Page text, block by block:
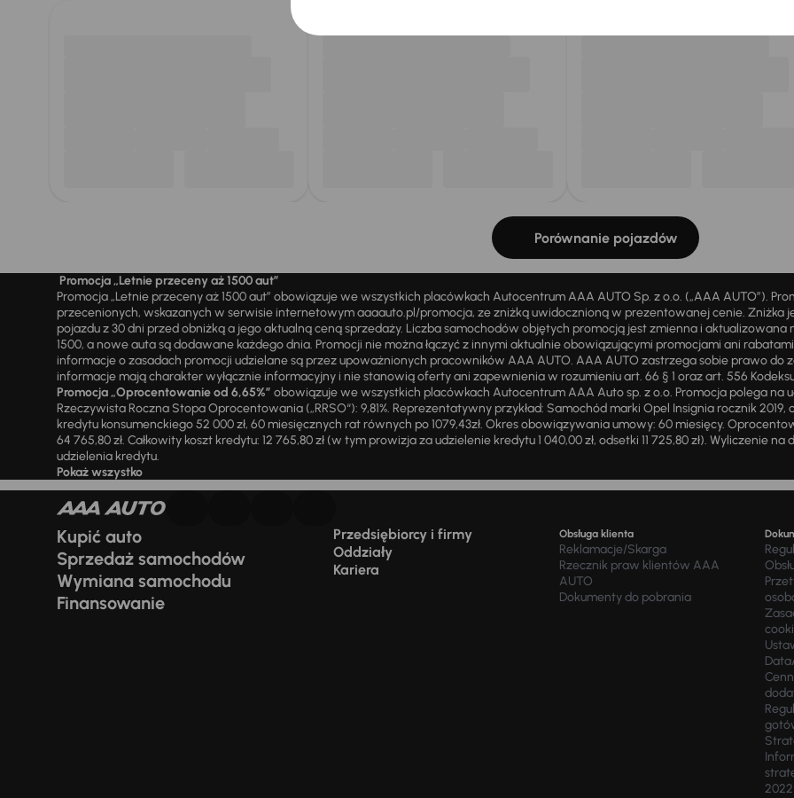
Porównanie pojazdów
Promocja „Letnie przeceny aż 1500 aut”
Promocja „Letnie przeceny aż 1500 aut” obowiązuje we wszystkich placówkach Autocentrum AAA AUTO Sp. z o.o. („AAA AUTO”).
przecenionych, wskazanych w serwisie internetowym aaaauto.pl/promocja, ze zniżką uwidocznioną w prezentowanej cenie. Zniżka
pojazdu z 30 dni przed obniżką a jego aktualną ceną sprzedaży. Liczba samochodów objętych promocją jest zmienna i
1500, a nowe auta są dodawane każdego dnia. Promocji nie można łączyć z innymi aktualnie obowiązującymi promocjami ani
informacje o zasadach promocji udzielane są przez upoważnionych pracowników AAA AUTO. AAA AUTO zastrzega sobie prawo
informacje mają charakter wyłącznie informacyjny i nie stanowią oferty ani zapewnienia w rozumieniu art. 66 § 1 oraz art. 556
Promocja „Oprocentowanie od 6,65%” obowiązuje we wszystkich placówkach Autocentrum AAA Auto sp. z o.o. Promocja polega na
Rzeczywista Roczna Stopa Oprocentowania („RRSO“): 9,81%. Reprezentatywny przykład: Samochód marki Opel Insignia rocznik 2019,
kredytu konsumenckiego 52 000 zł, 60 miesięcznych rat równych po 1079,43zł. Okres obowiązywania umowy: 60 miesięcy.
64 765,80 zł. Całkowity koszt kredytu: 12 765,80 zł (w tym prowizja za udzielenie kredytu 1 040,00 zł, odsetki 11 725,80 zł). Wyliczenie
udzielenia kredytu.
Pokaż wszystko
Kupić auto
Sprzedaż samochodów
Wymiana samochodu
Finansowanie
Przedsiębiorcy i firmy
Oddziały
Kariera
Obsługa klienta
Reklamacje/Skarga
Rzecznik praw klientów AAA
AUTO
Dokumenty do pobrania
2022